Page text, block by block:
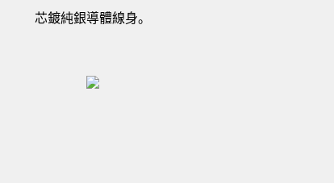
芯鍍純銀導體線身。